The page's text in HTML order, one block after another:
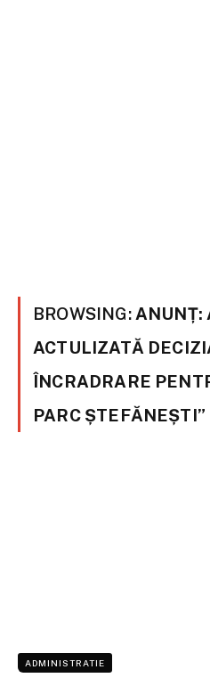
BROWSING: ANUNȚ:
ACTULIZATĂ
ÎNCRADRARE
PARC ȘTEFĂNEȘTI”
ADMINISTRATIE